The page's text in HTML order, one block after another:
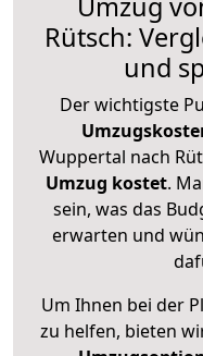
Rütsch:
und
Der wichtigste
Wuppertal nach
Umzug kostet.
sein, was das
erwarten und
Um Ihnen bei der
zu helfen, bieten